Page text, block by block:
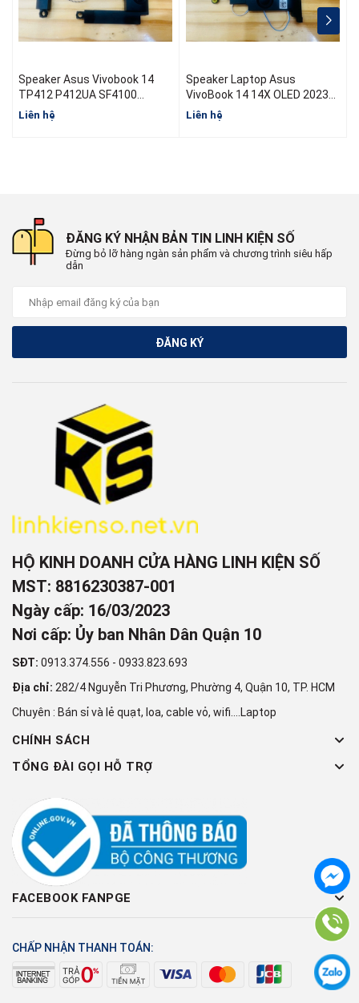
Speaker Asus Vivobook 14
TP412 P412UA SF4100
TP412F TP412 TP412UA
Liên hệ
Speaker Laptop Asus
VivoBook 14 14X OLED 2023
X1404
Liên hệ
ĐĂNG KÝ NHẬN BẢN TIN LINH KIỆN SỐ
Đừng bỏ lỡ hàng ngàn sản phẩm và chương trình siêu hấp
dẫn
ĐĂNG KÝ
HỘ KINH DOANH CỬA HÀNG LINH KIỆN SỐ
MST: 8816230387-001
Ngày cấp: 16/03/2023
Nơi cấp: Ủy ban Nhân Dân Quận 10
SĐT: 0913.374.556 - 0933.823.693
Địa chỉ: 282/4 Nguyễn Tri Phương, Phường 4, Quận 10, TP. HCM
Chuyên : Bán sỉ và lẻ quạt, loa, cable vỏ, wifi....Laptop
CHÍNH SÁCH
TỔNG ĐÀI GỌI HỖ TRỢ
FACEBOOK FANPGE
CHẤP NHẬN THANH TOÁN: